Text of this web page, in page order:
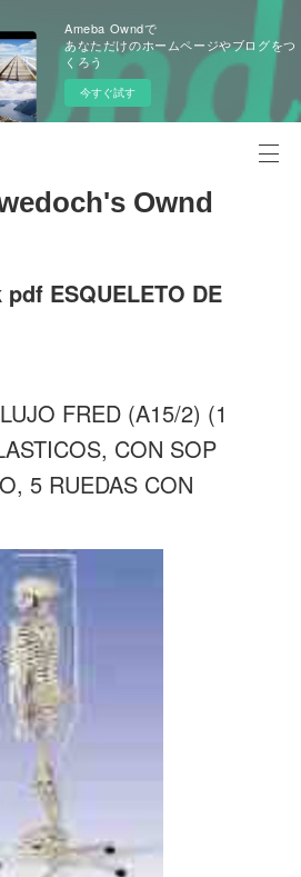
Ameba Owndで
あなただけのホームページやブログをつ
くろう
今すぐ試す
Ownd
ESQUELETO DE
FRED (A15/2) (1
CON SOP
5 RUEDAS CON